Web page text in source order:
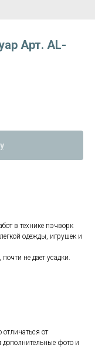
Арт. AL-
в технике пэчворк
одежды, игрушек и
не дает усадки.
от
дополнительные фото и